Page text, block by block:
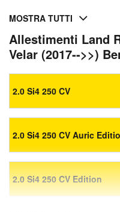
MOSTRA TUTTI
Allestimenti Land
Velar (2017-->>)
2.0 Si4 250 CV
2.0 Si4 250 CV Auric
2.0 Si4 250 CV Edition